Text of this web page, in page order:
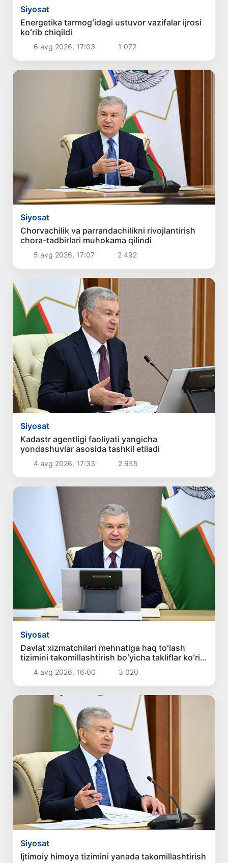
Siyosat
Energetika tarmogʻidagi ustuvor vazifalar ijrosi
koʻrib chiqildi
6 avg 2026, 17:03 1 072
Siyosat
Chorvachilik va parrandachilikni rivojlantirish
chora-tadbirlari muhokama qilindi
5 avg 2026, 17:07 2 492
Siyosat
Kadastr agentligi faoliyati yangicha
yondashuvlar asosida tashkil etiladi
4 avg 2026, 17:33 2 955
Siyosat
Davlat xizmatchilari mehnatiga haq toʻlash
tizimini takomillashtirish boʻyicha takliflar koʻrib
4 avg 2026, 16:00 3 020
Siyosat
Ijtimoiy himoya tizimini yanada takomillashtirish